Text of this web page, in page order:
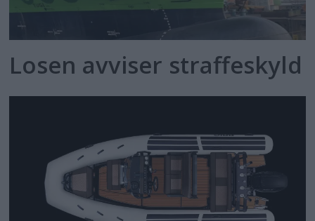
Losen avviser straffeskyld